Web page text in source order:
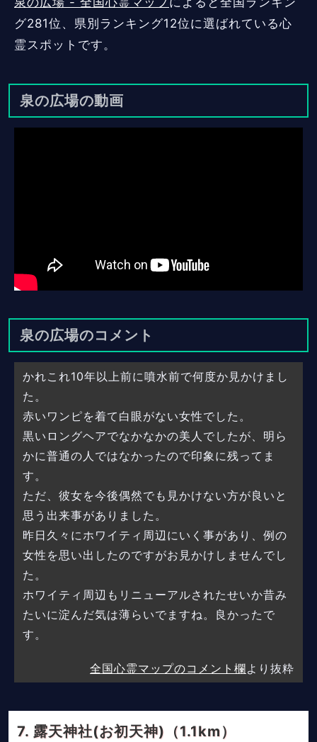
グ281位、県別ランキング12位に選ばれている心
霊スポットです。
泉の広場の動画
泉の広場のコメント
かれこれ10年以上前に噴水前で何度か見かけまし
た。
赤いワンピを着て白眼がない女性でした。
黒いロングヘアでなかなかの美人でしたが、明ら
かに普通の人ではなかったので印象に残ってま
す。
ただ、彼女を今後偶然でも見かけない方が良いと
思う出来事がありました。
昨日久々にホワイティ周辺にいく事があり、例の
女性を思い出したのですがお見かけしませんでし
た。
ホワイティ周辺もリニューアルされたせいか昔み
たいに淀んだ気は薄らいでますね。良かったで
す。
全国心霊マップのコメント欄より抜粋
露天神社(お初天神)（1.1km）